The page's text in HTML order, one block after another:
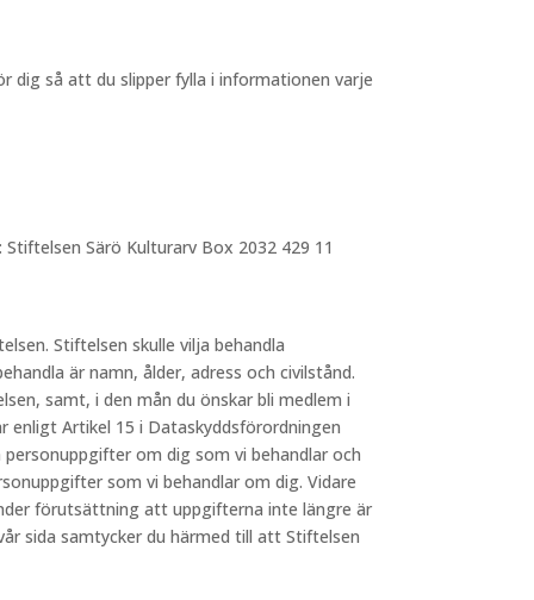
dig så att du slipper fylla i informationen varje
Särö Kulturarv Box 2032 429 11
Stiftelsen skulle vilja behandla
är namn, ålder, adress och civilstånd.
samt, i den mån du önskar bli medlem i
enligt Artikel 15 i Dataskyddsförordningen
om dig som vi behandlar och
som vi behandlar om dig. Vidare
förutsättning att uppgifterna inte längre är
sida samtycker du härmed till att Stiftelsen